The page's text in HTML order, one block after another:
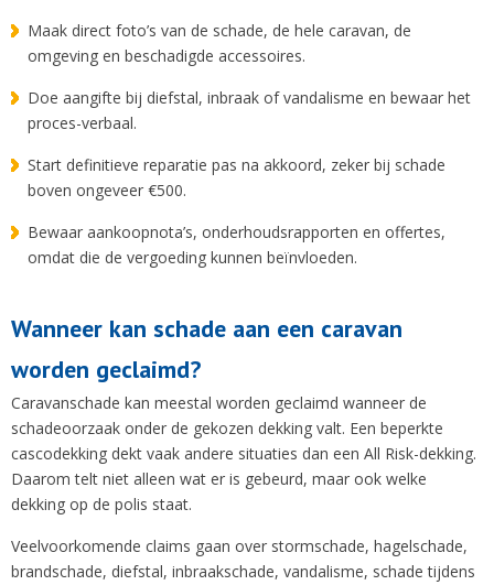
Maak direct foto’s van de schade, de hele caravan, de
omgeving en beschadigde accessoires.
Doe aangifte bij diefstal, inbraak of vandalisme en bewaar het
proces-verbaal.
Start definitieve reparatie pas na akkoord, zeker bij schade
boven ongeveer €500.
Bewaar aankoopnota’s, onderhoudsrapporten en offertes,
omdat die de vergoeding kunnen beïnvloeden.
Wanneer kan schade aan een caravan
worden geclaimd?
Caravanschade kan meestal worden geclaimd wanneer de
schadeoorzaak onder de gekozen dekking valt. Een beperkte
cascodekking dekt vaak andere situaties dan een All Risk-dekking.
Daarom telt niet alleen wat er is gebeurd, maar ook welke
dekking op de polis staat.
Veelvoorkomende claims gaan over stormschade, hagelschade,
brandschade, diefstal, inbraakschade, vandalisme, schade tijdens